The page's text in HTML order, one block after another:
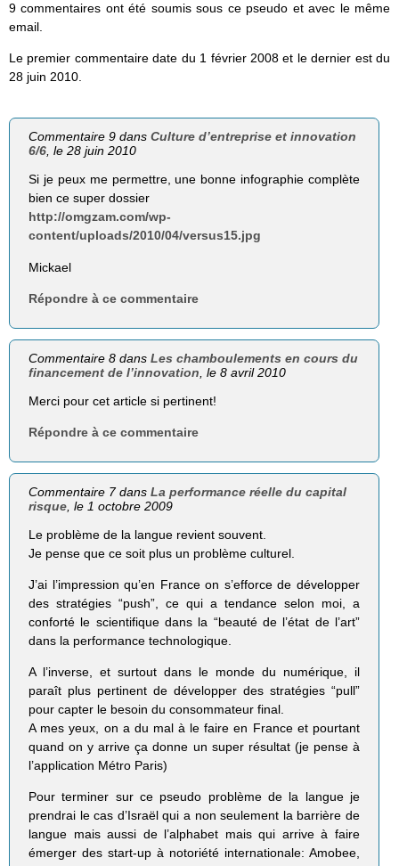
9 commentaires ont été soumis sous ce pseudo et avec le même
email.
Le premier commentaire date du 1 février 2008 et le dernier est du
28 juin 2010.
Commentaire 9 dansCulture d’entreprise et innovation
6/6, le 28 juin 2010
Si je peux me permettre, une bonne infographie complète
bien ce super dossier
http://omgzam.com/wp-
content/uploads/2010/04/versus15.jpg
Mickael
Répondre à ce commentaire
Commentaire 8 dansLes chamboulements en cours du
financement de l’innovation , le 8 avril 2010
Merci pour cet article si pertinent!
Répondre à ce commentaire
Commentaire 7 dansLa performance réelle du capital
risque , le 1 octobre 2009
Le problème de la langue revient souvent.
Je pense que ce soit plus un problème culturel.
J’ai l’impression qu’en France on s’efforce de développer
des stratégies “push”, ce qui a tendance selon moi, a
conforté le scientifique dans la “beauté de l’état de l’art”
dans la performance technologique.
A l’inverse, et surtout dans le monde du numérique, il
paraît plus pertinent de développer des stratégies “pull”
pour capter le besoin du consommateur final.
A mes yeux, on a du mal à le faire en France et pourtant
quand on y arrive ça donne un super résultat (je pense à
l’application Métro Paris)
Pour terminer sur ce pseudo problème de la langue je
prendrai le cas d’Israël qui a non seulement la barrière de
langue mais aussi de l’alphabet mais qui arrive à faire
émerger des start-up à notoriété internationale: Amobee,